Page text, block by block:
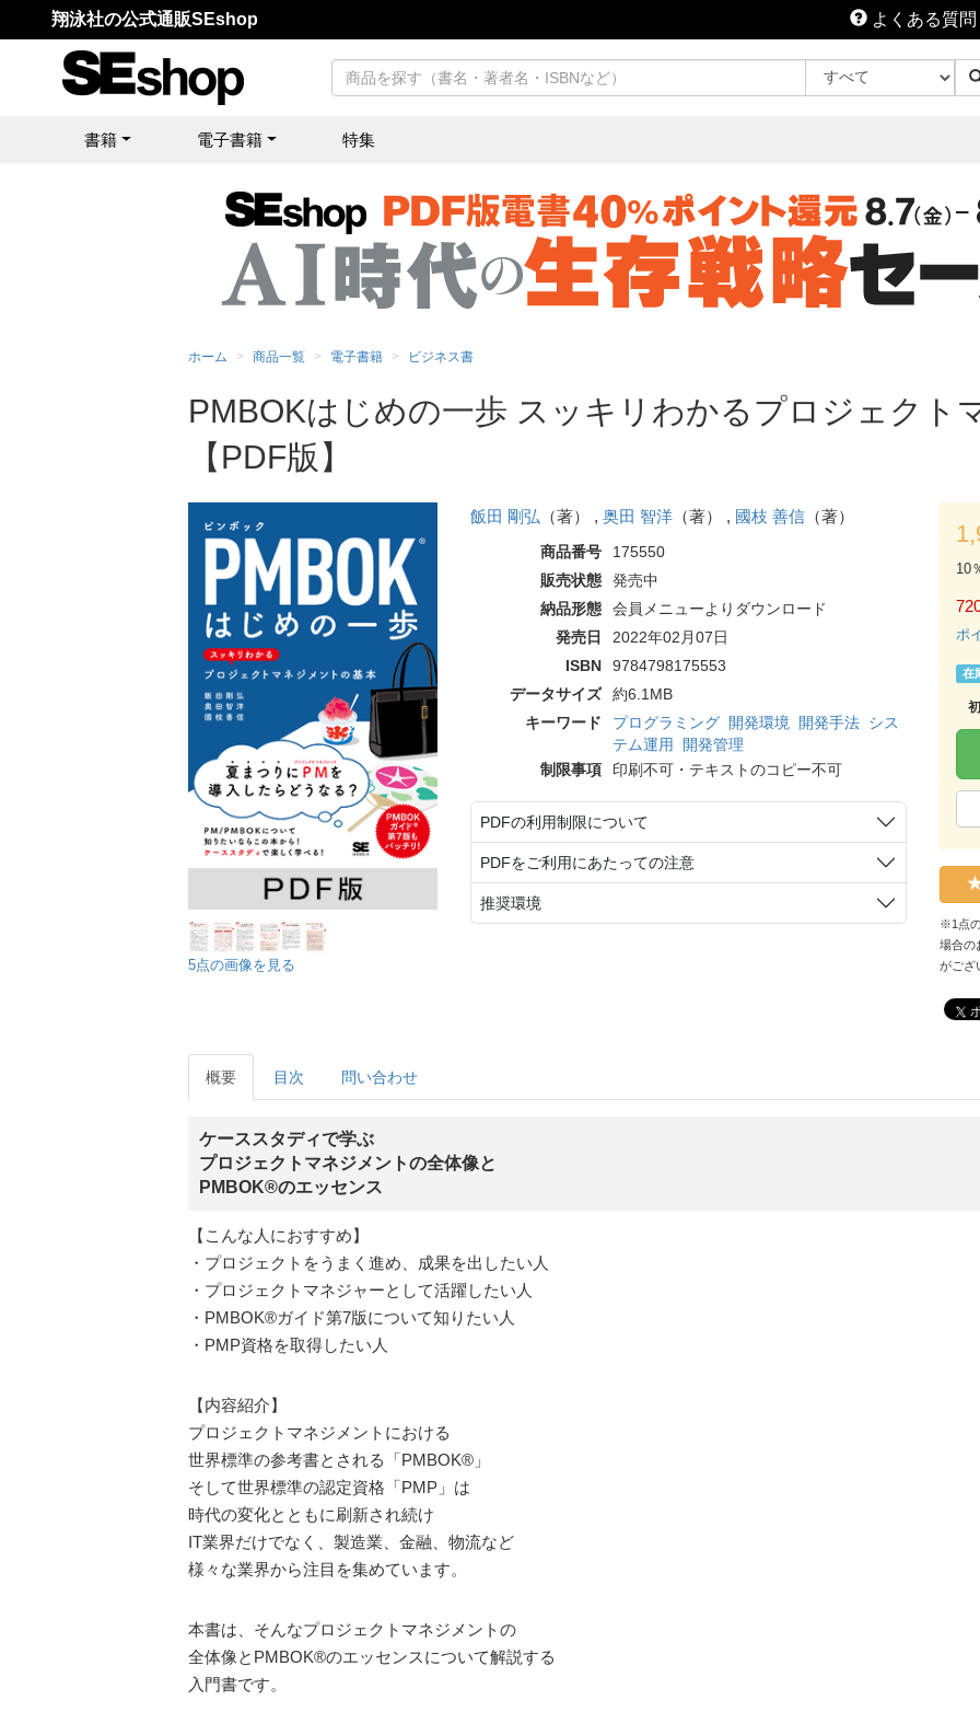
翔泳社の公式通販SEshop よくある質問
書籍 電子書籍 特集
ホーム 商品一覧 電子書籍 ビジネス書
PMBOKはじめの一歩 スッキリわかるプロジェクト
【PDF版】
5点の画像を見る
飯田 剛弘 （著） , 奥田 智洋（著） , 國枝 善信（著）
商品番号
175550
販売状態
発売中
納品形態
会員メニューよりダウンロード
発売日
2022年02月07日
ISBN
9784798175553
データサイズ
約6.1MB
キーワード
プログラミング 開発環境 開発手法 シス
テム運用
開発管理
制限事項
印刷不可・テキストのコピー不可
PDFの利用制限について
PDFをご利用にあたっての注意
推奨環境
10
ポ
在
※1点
場合の
がござ
概要 目次 問い合わせ
ケーススタディで学ぶ
プロジェクトマネジメントの全体像と
PMBOK®のエッセンス
【こんな人におすすめ】
・プロジェクトをうまく進め、成果を出したい人
・プロジェクトマネジャーとして活躍したい人
・PMBOK®ガイド第7版について知りたい人
・PMP資格を取得したい人
【内容紹介】
プロジェクトマネジメントにおける
世界標準の参考書とされる「PMBOK®」
そして世界標準の認定資格「PMP」は
時代の変化とともに刷新され続け
IT業界だけでなく、製造業、金融、物流など
様々な業界から注目を集めています。
本書は、そんなプロジェクトマネジメントの
全体像とPMBOK®のエッセンスについて解説する
入門書です。